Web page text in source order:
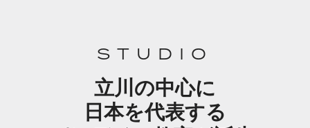
STUDIO
立川の中心に
日本を代表する